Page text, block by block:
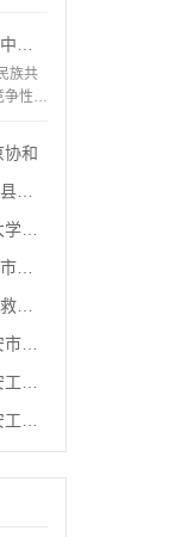
族共
争性磋
协和
北
女
大
大